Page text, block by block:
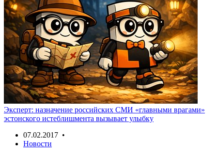
Эксперт: назначение российских СМИ «главными врагами»
эстонского истеблишмента вызывает улыбку
07.02.2017 •
Новости